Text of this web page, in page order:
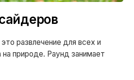
развлечение для всех и
на природе. Раунд занимает